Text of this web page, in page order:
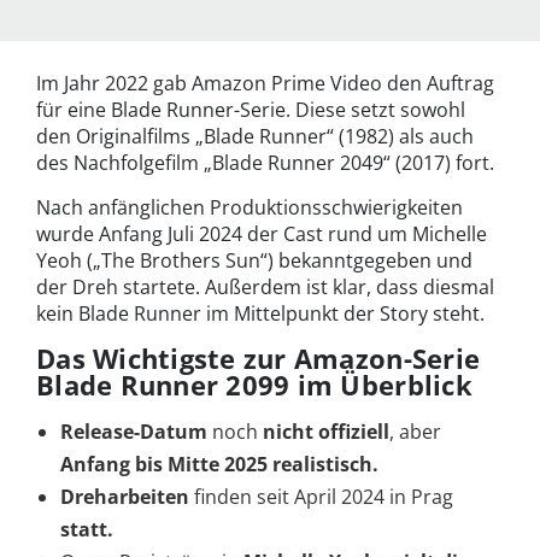
Im Jahr 2022 gab Amazon Prime Video den Auftrag
für eine Blade Runner-Serie. Diese setzt sowohl
den Originalfilms „Blade Runner“ (1982) als auch
des Nachfolgefilm „Blade Runner 2049“ (2017) fort.
Nach anfänglichen Produktionsschwierigkeiten
wurde Anfang Juli 2024 der Cast rund um Michelle
Yeoh („The Brothers Sun“) bekanntgegeben und
der Dreh startete. Außerdem ist klar, dass diesmal
kein Blade Runner im Mittelpunkt der Story steht.
Das Wichtigste zur Amazon-Serie
Blade Runner 2099 im Überblick
Release-Datum noch nicht offiziell, aber
Anfang bis Mitte 2025 realistisch.
Dreharbeiten finden seit April 2024 in Prag
statt.